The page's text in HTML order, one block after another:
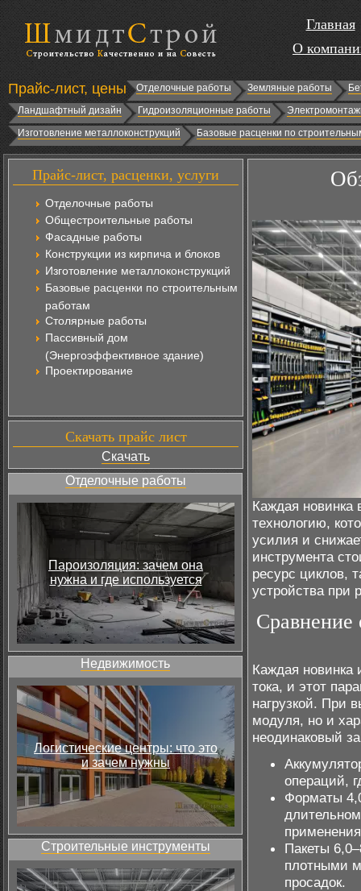
Главная
О
Прайс-лист, цены Отделочные работы Земляные работы
Ландшафтный дизайн
Гидроизоляционные работы
Изготовление металлоконструкций
Базовые расценки по
Прайс-лист, расценки, услуги
Отделочные работы
Общестроительные работы
Фасадные работы
Конструкции из кирпича и блоков
Изготовление металлоконструкций
Базовые расценки по строительным
работам
Столярные работы
Пассивный дом
(Энергоэффективное здание)
Проектирование
Скачать прайс лист
Скачать
Отделочные работы
Пароизоляция: зачем она
нужна и где используется
Недвижимость
Логистические центры: что это
и зачем нужны
Строительные инструменты
Каждая новинка
технологию,
усилия и
инструмента
ресурс циклов,
устройства при
Сравнение
Каждая новинка
тока, и этот
нагрузкой. При
модуля, но и
неодинаковый
операций,
Форматы
Пакеты
плотными
просадок.